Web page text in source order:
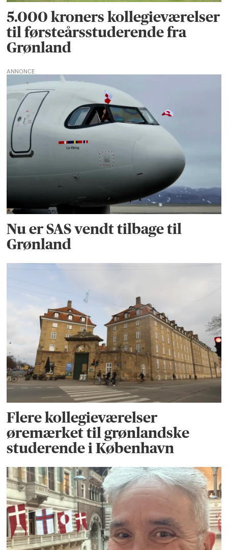
5.000 kroners kollegieværelser
til førsteårsstuderende fra
Grønland
ANNONCE
Nu er SAS vendt tilbage til
Grønland
Flere kollegieværelser
øremærket til grønlandske
studerende i København